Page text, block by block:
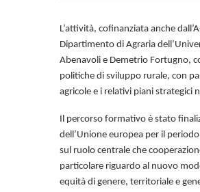
L’attività, cofinanziata anche
Dipartimento di Agraria
Abenavoli e Demetrio Fortugno,
politiche di sviluppo rurale, con
agricole e i relativi piani strategici
Il percorso formativo è stato
dell’Unione europea per il
sul ruolo centrale che
particolare riguardo al nuovo
equità di genere, territoriale e